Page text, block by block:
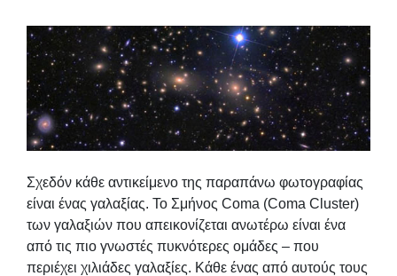
Σχεδόν κάθε αντικείμενο της παραπάνω φωτογραφίας
είναι ένας γαλαξίας. Το Σμήνος Coma (Coma Cluster)
των γαλαξιών που απεικονίζεται ανωτέρω είναι ένα
από τις πιο γνωστές πυκνότερες ομάδες – που
περιέχει χιλιάδες γαλαξίες. Κάθε ένας από αυτούς τους